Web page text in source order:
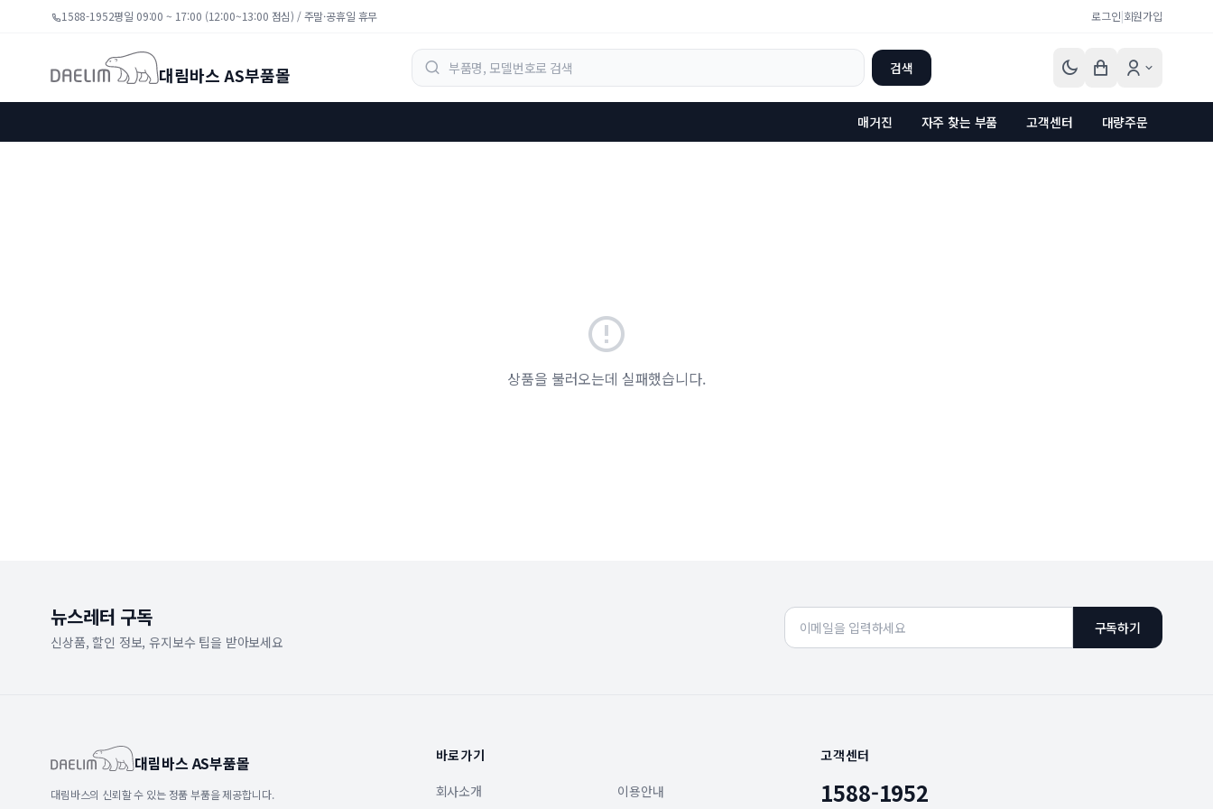
1588-1952평일 09:00 ~ 17:00 (12:00~13:00 점심) / 주말·공휴일 휴무 로그인|회원가입
대림바스 AS부품몰 검색
매거진 자주 찾는 부품 고객센터 대량주문
상품을 불러오는데 실패했습니다.
뉴스레터 구독
신상품, 할인 정보, 유지보수 팁을 받아보세요
구독하기
대림바스 AS부품몰
대림바스의 신뢰할 수 있는 정품 부품을 제공합니다.
바로가기
회사소개
이용안내
고객센터
1588-1952